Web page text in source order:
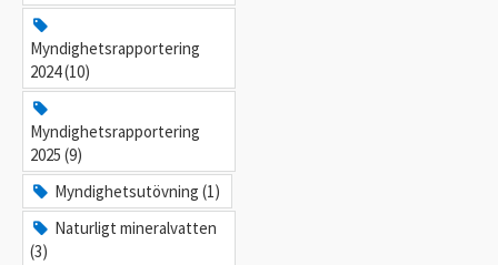
Myndighetsrapportering
2024 (10)
Myndighetsrapportering
2025 (9)
Myndighetsutövning (1)
Naturligt mineralvatten
(3)